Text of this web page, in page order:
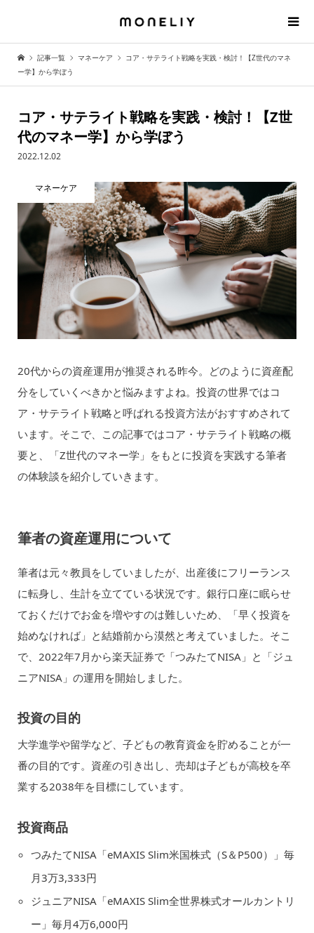
記事一覧 マネーケア
コア・サテライト戦略を実践・検討！【Z世代のマネ
ー学】から学ぼう
コア・サテライト戦略を実践・検討！【Z世
代のマネー学】から学ぼう
2022.12.02
マネーケア
20代からの資産運用が推奨される昨今。どのように資産配
分をしていくべきかと悩みますよね。投資の世界ではコ
ア・サテライト戦略と呼ばれる投資方法がおすすめされて
います。そこで、この記事ではコア・サテライト戦略の概
要と、「Z世代のマネー学」をもとに投資を実践する筆者
の体験談を紹介していきます。
筆者の資産運用について
筆者は元々教員をしていましたが、出産後にフリーランス
に転身し、生計を立てている状況です。銀行口座に眠らせ
ておくだけでお金を増やすのは難しいため、「早く投資を
始めなければ」と結婚前から漠然と考えていました。そこ
で、2022年7月から楽天証券で「つみたてNISA」と「ジュ
ニアNISA」の運用を開始しました。
投資の目的
大学進学や留学など、子どもの教育資金を貯めることが一
番の目的です。資産の引き出し、売却は子どもが高校を卒
業する2038年を目標にしています。
投資商品
つみたてNISA「eMAXIS Slim米国株式（S＆P500）」毎
月3万3,333円
ジュニアNISA「eMAXIS Slim全世界株式オールカントリ
ー」毎月4万6,000円